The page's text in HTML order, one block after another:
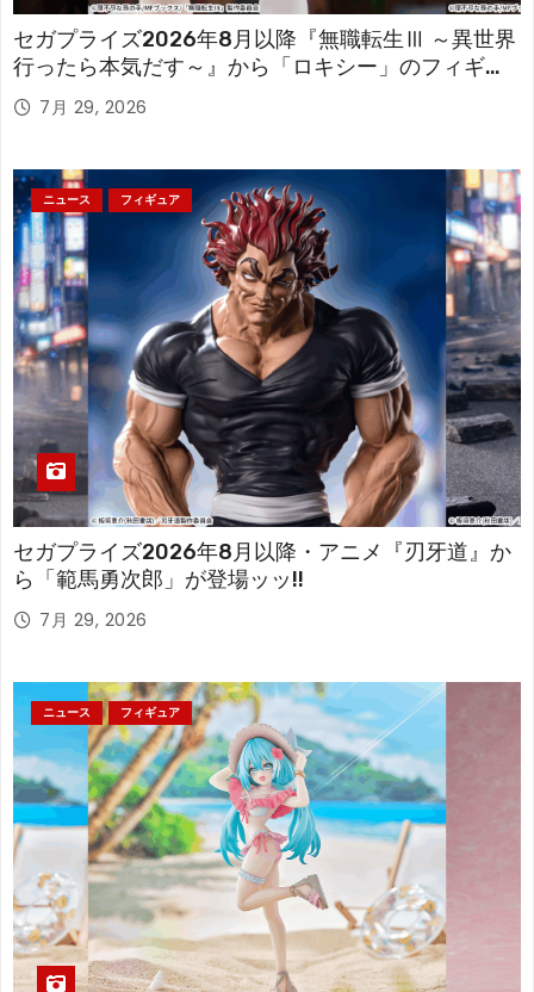
セガプライズ2026年8月以降『無職転生Ⅲ ～異世界
行ったら本気だす～』から「ロキシー」のフィギュ
アが登場！
7月 29, 2026
ニュース フィギュア
セガプライズ2026年8月以降・アニメ『刃牙道』か
ら「範馬勇次郎」が登場ッッ!!
7月 29, 2026
ニュース フィギュア